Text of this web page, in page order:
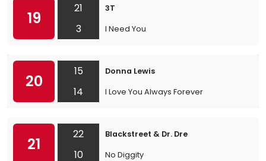
19
21
3
3T
I Need You
20
15
14
Donna Lewis
I Love You Always Forever
21
22
10
Blackstreet & Dr. Dre
No Diggity